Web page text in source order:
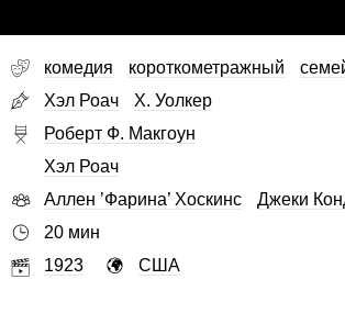
комедия короткометражный
Хэл Роач
Х. Уолкер
Роберт Ф. Макгоун
Хэл Роач
Аллен ’Фарина’ Хоскинс
Джеки
20 мин
1923
США